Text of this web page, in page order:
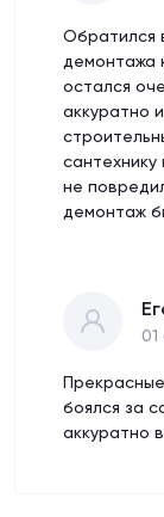
Обратился
демонтажа
остался
аккуратно
не
демонтаж
боялся за
аккуратно